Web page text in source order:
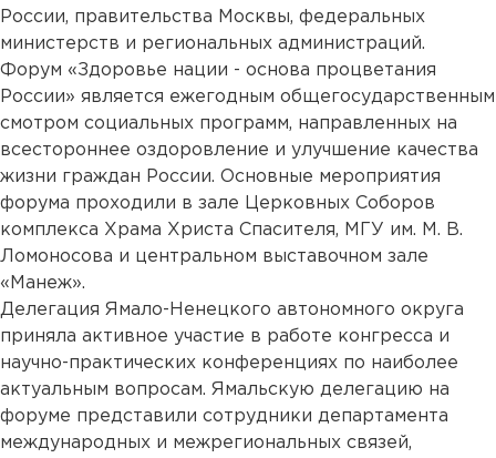
России, правительства Москвы, федеральных
министерств и региональных администраций.
Форум «Здоровье нации - основа процветания
России» является ежегодным общегосударственным
смотром социальных программ, направленных на
всестороннее оздоровление и улучшение качества
жизни граждан России. Основные мероприятия
форума проходили в зале Церковных Соборов
комплекса Храма Христа Спасителя, МГУ им. М. В.
Ломоносова и центральном выставочном зале
«Манеж».
Делегация Ямало-Ненецкого автономного округа
приняла активное участие в работе конгресса и
научно-практических конференциях по наиболее
актуальным вопросам. Ямальскую делегацию на
форуме представили сотрудники департамента
международных и межрегиональных связей,